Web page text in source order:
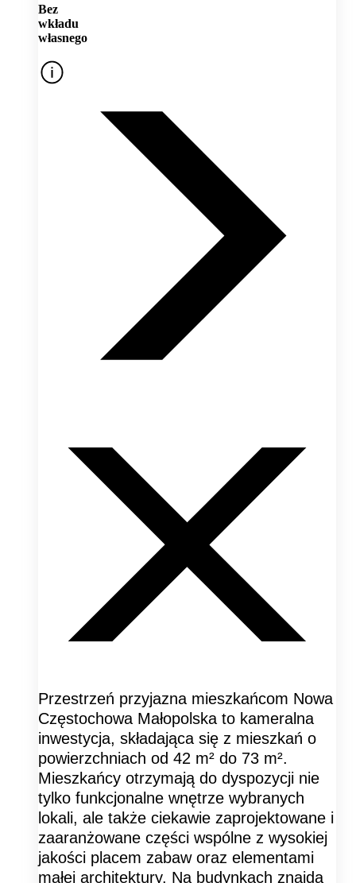
Bez
wkładu
własnego
Przestrzeń przyjazna mieszkańcom Nowa
Częstochowa Małopolska to kameralna
inwestycja, składająca się z mieszkań o
powierzchniach od 42 m² do 73 m².
Mieszkańcy otrzymają do dyspozycji nie
tylko funkcjonalne wnętrze wybranych
lokali, ale także ciekawie zaprojektowane i
zaaranżowane części wspólne z wysokiej
jakości placem zabaw oraz elementami
małej architektury. Na budynkach znajdą